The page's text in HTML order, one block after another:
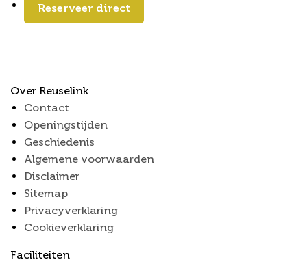
Reserveer direct
Over Reuselink
Contact
Openingstijden
Geschiedenis
Algemene voorwaarden
Disclaimer
Sitemap
Privacyverklaring
Cookieverklaring
Faciliteiten